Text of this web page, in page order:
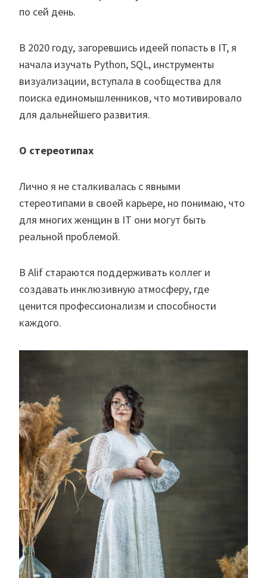
по сей день.
В 2020 году, загоревшись идеей попасть в IT, я
начала изучать Python, SQL, инструменты
визуализации, вступала в сообщества для
поиска единомышленников, что мотивировало
для дальнейшего развития.
О стереотипах
Лично я не сталкивалась с явными
стереотипами в своей карьере, но понимаю, что
для многих женщин в IT они могут быть
реальной проблемой.
В Alif стараются поддерживать коллег и
создавать инклюзивную атмосферу, где
ценится профессионализм и способности
каждого.